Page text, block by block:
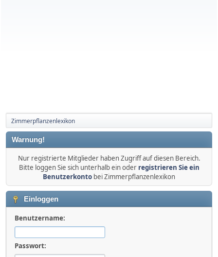
Zimmerpflanzenlexikon
Warnung!
Nur registrierte Mitglieder haben Zugriff auf diesen Bereich.
Bitte loggen Sie sich unterhalb ein oder registrieren Sie ein
Benutzerkonto bei Zimmerpflanzenlexikon
Einloggen
Benutzername:
Passwort: